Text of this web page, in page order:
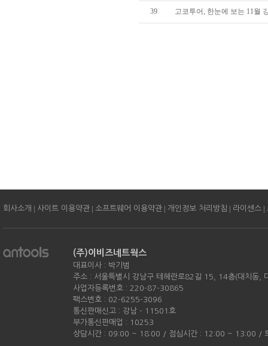
39 고코투어, 한눈에 보는 11월
회사소개 | 사이트 이용약관 | 소프트웨어 이용약관 | 개인정보 처리방침 | 라이센스 |
(주)이비즈네트웍스
대표이사 : 박기범
주소 : 서울특별시 강남구 테헤란로82길 15, 14층(대치동,
사업자등록번호 : 220-87-30865
팩스번호 : 02-6255-3096
통신판매신고 : 강남 - 11501호
부가통신판매업 : 10253
상담시간 : 09:00 ~ 18:00 / 점심시간 : 12:00 ~ 13:00 /